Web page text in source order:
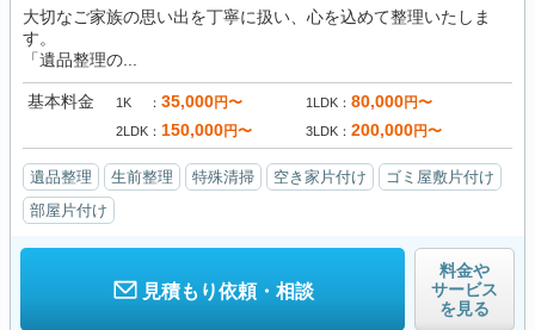
大切なご家族の思い出を丁寧に扱い、心を込めて整理いたしま
す。
「遺品整理の...
基本料金 1K 35,000円〜 1LDK 80,000円〜
2LDK 150,000円〜 3LDK 200,000円〜
遺品整理 生前整理 特殊清掃 空き家片付け
ゴミ屋敷片付け
部屋片付け
見積もり依頼・相談
料金や
サービス
を見る